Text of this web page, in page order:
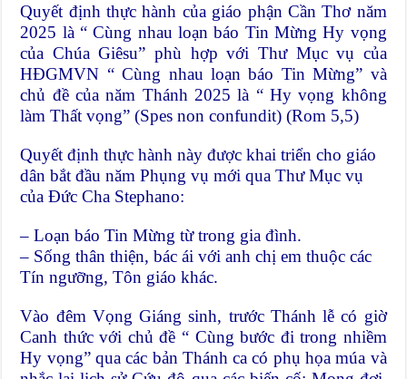
Quyết định thực hành của giáo phận Cần Thơ năm
2025 là “ Cùng nhau loạn báo Tin Mừng Hy vọng
của Chúa Giêsu” phù hợp với Thư Mục vụ của
HĐGMVN “ Cùng nhau loạn báo Tin Mừng” và
chủ đề của năm Thánh 2025 là “ Hy vọng không
làm Thất vọng” (Spes non confundit) (Rom 5,5)
Quyết định thực hành này được khai triển cho giáo
dân bắt đầu năm Phụng vụ mới qua Thư Mục vụ
của Đức Cha Stephano:
– Loạn báo Tin Mừng từ trong gia đình.
– Sống thân thiện, bác ái với anh chị em thuộc các
Tín ngưỡng, Tôn giáo khác.
Vào đêm Vọng Giáng sinh, trước Thánh lễ có giờ
Canh thức với chủ đề “ Cùng bước đi trong nhiềm
Hy vọng” qua các bản Thánh ca có phụ họa múa và